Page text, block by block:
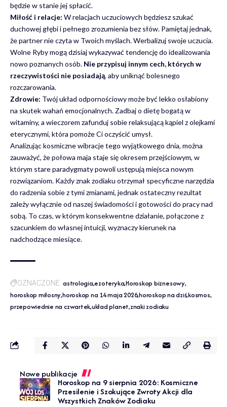
będzie w stanie jej spłacić.
Miłość i relacje: W relacjach uczuciowych będziesz szukać
duchowej głębi i pełnego zrozumienia bez słów. Pamiętaj jednak,
że partner nie czyta w Twoich myślach. Werbalizuj swoje uczucia.
Wolne Ryby mogą dzisiaj wykazywać tendencję do idealizowania
nowo poznanych osób. Nie przypisuj innym cech, których w
rzeczywistości nie posiadają, aby uniknąć bolesnego
rozczarowania.
Zdrowie: Twój układ odpornościowy może być lekko osłabiony
na skutek wahań emocjonalnych. Zadbaj o dietę bogatą w
witaminy, a wieczorem zafunduj sobie relaksującą kąpiel z olejkami
eterycznymi, która pomoże Ci oczyścić umysł.
Analizując kosmiczne wibracje tego wyjątkowego dnia, można
zauważyć, że połowa maja staje się okresem przejściowym, w
którym stare paradygmaty powoli ustępują miejsca nowym
rozwiązaniom. Każdy znak zodiaku otrzymał specyficzne narzędzia
do radzenia sobie z tymi zmianami, jednak ostateczny rezultat
zależy wyłącznie od naszej świadomości i gotowości do pracy nad
sobą. To czas, w którym konsekwentne działanie, połączone z
szacunkiem do własnej intuicji, wyznaczy kierunek na
nadchodzące miesiące.
OZNACZONE: astrologia ezoterykaHoroskop biznesowy
horoskop miłosnyhoroskop na 14 maja 2026horoskop na dziśkosmos
przepowiednie na czwartekukład planet znaki zodiaku
Nowe publikacje
Horoskop na 9 sierpnia 2026: Kosmiczne
Przesilenie i Szokujące Zwroty Akcji dla
Wszystkich Znaków Zodiaku